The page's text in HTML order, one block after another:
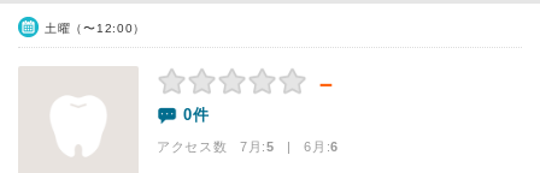
土曜（〜12:00）
－
0件
アクセス数 7月:5 | 6月:6